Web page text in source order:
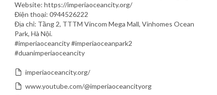
Website: https://imperiaoceancity.org/
Điện thoại: 0944526222
Địa chỉ: Tầng 2, TTTM Vincom Mega Mall, Vinhomes Ocean
Park, Hà Nội.
#imperiaoceancity #imperiaoceanpark2
#duanimperiaoceancity
imperiaoceancity.org/
www.youtube.com/@imperiaoceancityorg